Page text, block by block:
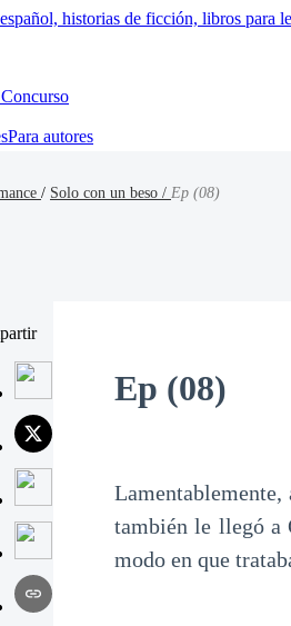
Concurso
Para autores
/ Solo con un beso / Ep (08)
Ep (08)
también le llegó a
modo en que